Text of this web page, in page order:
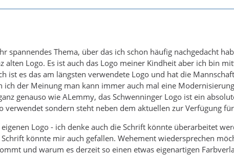
spannendes Thema, über das ich schon häufig nachgedacht
alten Logo. Es ist auch das Logo meiner Kindheit aber ich bin
ist es das am längsten verwendete Logo und hat die
ich der Meinung man kann immer auch mal eine
genauso wie ALemmy, das Schwenninger Logo ist ein
verwendet sondern steht neben dem aktuellen zur Verfügung
Logo - ich denke auch die Schrift könnte überarbeitet
könnte mir auch gefallen. Wehement wiedersprechen
und warum es derzeit so einen etwas eigenartigen